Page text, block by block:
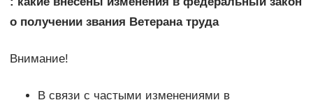
о получении звания Ветерана труда
Внимание!
В связи с частыми изменениями в